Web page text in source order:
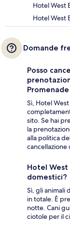
Hotel West
Hotel West
Domande
Posso
Sì, Hotel
sito. Se hai
la
alla politica
Hotel West
domestici?
Sì, gli animali
in totale. È
notte. Cani
ciotole per il